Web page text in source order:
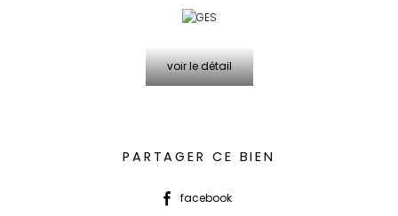
voir le détail
PARTAGER CE BIEN
facebook